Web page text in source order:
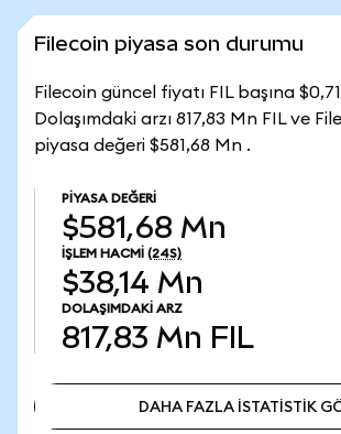
Filecoin piyasa son durumu
Filecoin güncel fiyatı FIL başına
Dolaşımdaki arzı 817,83 Mn FIL ve
piyasa değeri $581,68 Mn .
PIYASA DEĞERI
$581,68 Mn
İŞLEM HACMI (24S)
$38,14 Mn
DOLAŞIMDAKI ARZ
817,83 Mn FIL
DAHA FAZLA İSTATİSTİK